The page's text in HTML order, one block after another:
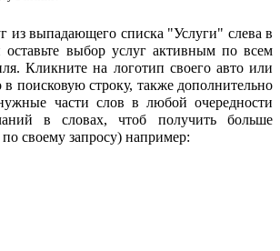
из выпадающего списка "Услуги" слева в
оставьте выбор услуг активным по всем
Кликните на логотип своего авто или
в поисковую строку, также дополнительно
части слов в любой очередности
в словах, чтоб получить больше
по своему запросу) например: